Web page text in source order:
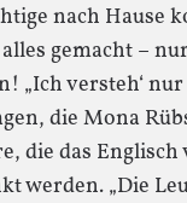
nach Hause
gemacht –
„Ich versteh‘
die Mona
die das
werden. „Die